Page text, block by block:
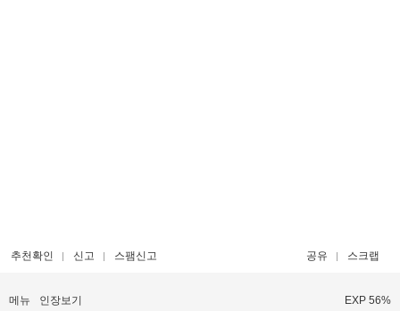
추천확인 신고 스팸신고 공유 스크랩
메뉴 인장보기 EXP 56%